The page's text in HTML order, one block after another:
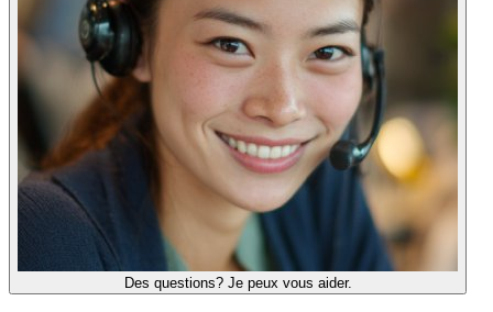
Des questions? Je peux vous aider.